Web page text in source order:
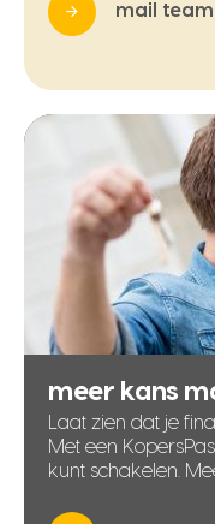
mail team
meer kans
Laat zien dat je
Met een
kunt schakelen.